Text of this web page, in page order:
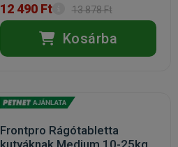
12 490 Ft 13 878 Ft
Kosárba
Frontpro Rágótabletta